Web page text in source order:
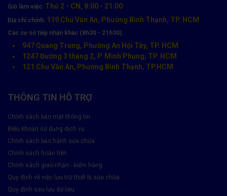
Giờ làm việc: Thứ 2 - CN, 8:00 - 21:00
Địa chỉ chính: 119 Chu Văn An, Phường Bình Thạnh, TP. HCM
Các cơ sở tiếp nhận khác (8h30 - 21h30):
947 Quang Trung, Phường An Hội Tây, TP. HCM
1247 Đường 3 tháng 2, P. Minh Phụng, TP. HCM
121 Chu Văn An, Phường Bình Thạnh, TP.HCM
THÔNG TIN HỖ TRỢ
Chính sách bảo mật thông tin
Điều khoản sử dụng dịch vụ
Chính sách bảo hành sửa chữa
Chính sách hoàn tiền
Chính sách giao nhận - kiểm hàng
Quy định về việc lưu trữ thiết bị sửa chữa
Quy định sao lưu dữ liệu